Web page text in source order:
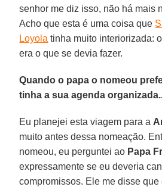
senhor me diz isso, não há mais
Acho que esta é uma coisa que
Loyola tinha muito interiorizada:
era o que se devia fazer.
Quando o papa o nomeou
tinha a sua agenda
Eu planejei esta viagem para a
muito antes dessa nomeação.
nomeou, eu perguntei ao Papa
expressamente se eu deveria
compromissos. Ele me disse